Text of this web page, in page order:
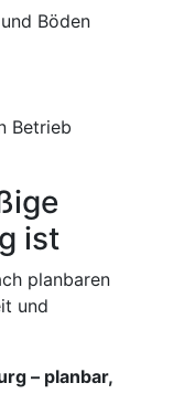
Böden
Betrieb
ist
planbaren
und
– planbar,